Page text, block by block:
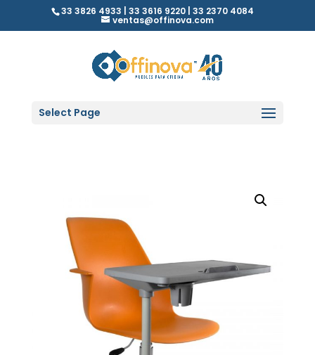
33 3826 4933 | 33 3616 9220 | 33 2370 4084
ventas@offinova.com
Select Page